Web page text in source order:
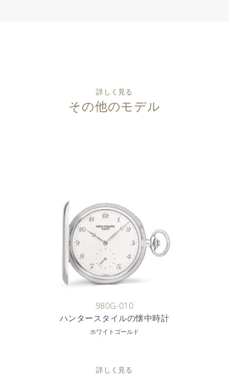
詳しく見る
その他のモデル
980G-010
ハンタースタイルの懐中時計
ホワイトゴールド
詳しく見る